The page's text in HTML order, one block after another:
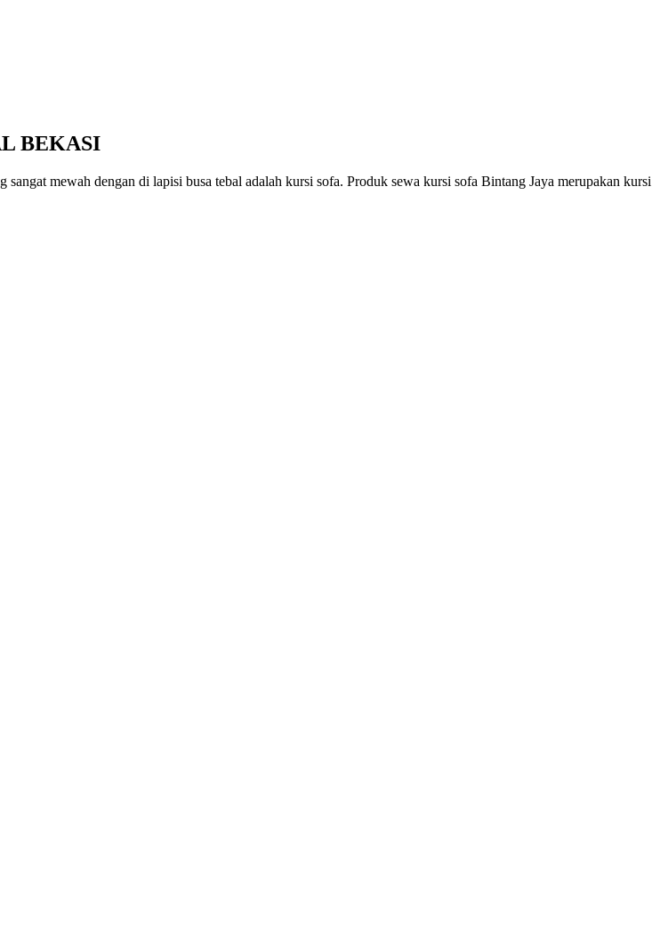
BEKASI
mewah dengan di lapisi busa tebal adalah kursi sofa. Produk sewa kursi sofa Bintang Jaya merupakan kursi